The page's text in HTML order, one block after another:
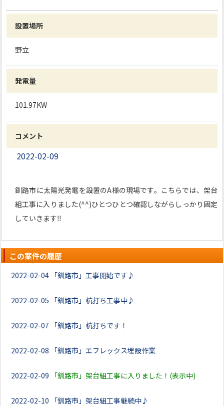
設置場所
野立
発電量
101.97KW
コメント
2022-02-09
釧路市に太陽光発電を設置のA様の現場です。こちらでは、架台
組工事に入りました(^^)ひとつひとつ確認しながらしっかり固定
していきます‼
この案件の履歴
2022-02-04 「釧路市」工事開始です♪
2022-02-05 「釧路市」杭打ち工事中♪
2022-02-07 「釧路市」杭打ちです！
2022-02-08 「釧路市」エフレックス埋設作業
2022-02-09 「釧路市」架台組工事に入りました！(表示中)
2022-02-10 「釧路市」架台組工事継続中♪